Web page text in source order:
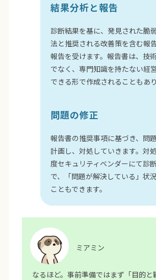
結果分析と報告
診断結果を基に、発見された脆
法と推奨される改善策を含む報
報告を受けます。報告書は、技
でなく、専門知識を持たない経
できる形で作成されることもあり
問題の修正
報告書の推奨事項に基づき、問
計画し、対処していきます。対
度セキュリティベンダーにて診
で、「問題が解決している」状
こともできます。
ミアミン
なるほど。事前準備ではまず「目的と